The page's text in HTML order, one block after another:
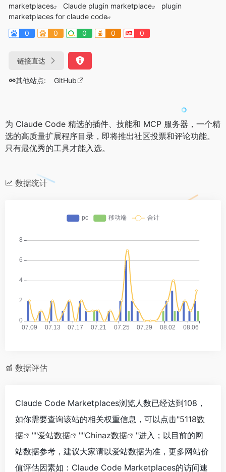
marketplaces
Claude plugin marketplace
plugin
marketplaces for claude code
0
0 0 0 0
链接直达
其他站点: GitHub
为 Claude Code 精选的插件、技能和 MCP 服务器，一个精
选的高质量扩展程序目录，即将推出社区投票和评论功能。
只有最优秀的工具才能入选。
数据统计
数据评估
Claude Code Marketplaces浏览人数已经达到108，
如你需要查询该站的相关权重信息，可以点击"5118数
据
""爱站数据 ""Chinaz数据
"进入；以目前的网
站数据参考，建议大家请以爱站数据为准，更多网站价
值评估因素如：Claude Code Marketplaces的访问速